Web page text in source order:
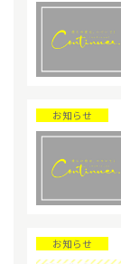
お知らせ
お知らせ